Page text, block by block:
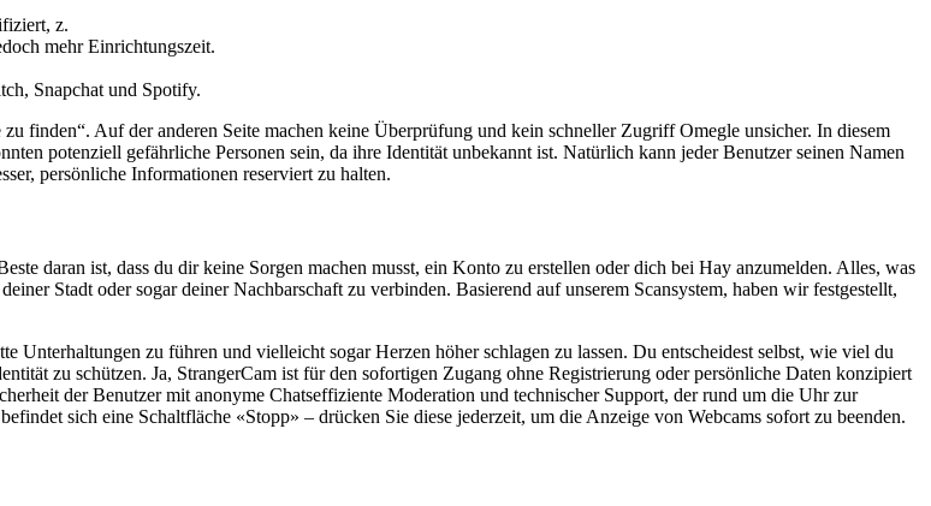
z.
mehr Einrichtungszeit.
Snapchat und Spotify.
finden“. Auf der anderen Seite machen keine Überprüfung und kein schneller Zugriff Omegle unsicher. In diesem
potenziell gefährliche Personen sein, da ihre Identität unbekannt ist. Natürlich kann jeder Benutzer seinen Namen
persönliche Informationen reserviert zu halten.
daran ist, dass du dir keine Sorgen machen musst, ein Konto zu erstellen oder dich bei Hay anzumelden. Alles, was
Stadt oder sogar deiner Nachbarschaft zu verbinden. Basierend auf unserem Scansystem, haben wir festgestellt,
Unterhaltungen zu führen und vielleicht sogar Herzen höher schlagen zu lassen. Du entscheidest selbst, wie viel du
zu schützen. Ja, StrangerCam ist für den sofortigen Zugang ohne Registrierung oder persönliche Daten konzipiert
der Benutzer mit anonyme Chatseffiziente Moderation und technischer Support, der rund um die Uhr zur
sich eine Schaltfläche «Stopp» – drücken Sie diese jederzeit, um die Anzeige von Webcams sofort zu beenden.